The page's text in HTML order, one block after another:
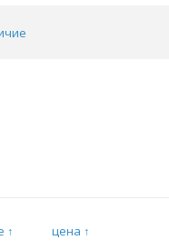
↑ цена ↑